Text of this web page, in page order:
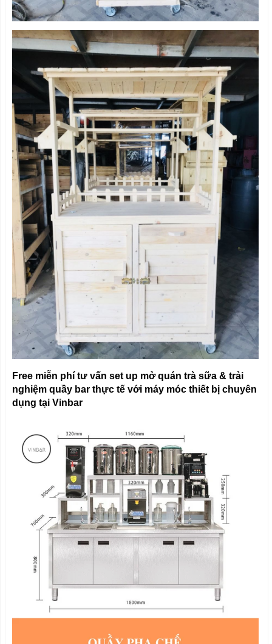
Free miễn phí tư vấn set up mở quán trà sữa & trải
nghiệm quầy bar thực tế với máy móc thiết bị chuyên
dụng tại Vinbar